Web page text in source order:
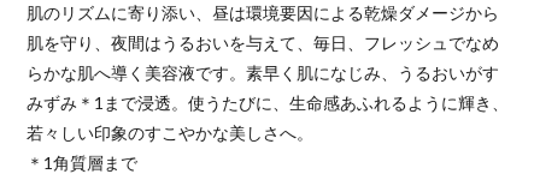
肌のリズムに寄り添い、昼は環境要因による乾燥ダメージから
肌を守り、夜間はうるおいを与えて、毎日、フレッシュでなめ
らかな肌へ導く美容液です。素早く肌になじみ、うるおいがす
みずみ＊1まで浸透。使うたびに、生命感あふれるように輝き、
若々しい印象のすこやかな美しさへ。
＊1角質層まで